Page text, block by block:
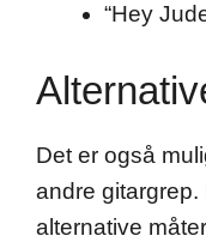
“Hey
Det er også
andre
alternative